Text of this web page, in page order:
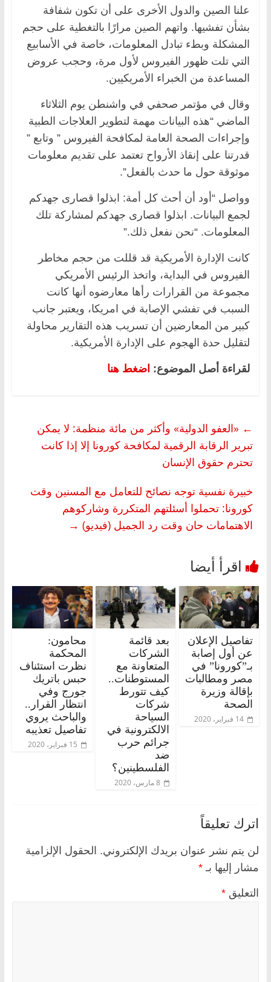
علنا الصين والدول الأخرى على أن تكون شفافة
بشأن تفشيها. واتهم الصين مرارًا بالتغطية على حجم
المشكلة وبطء تبادل المعلومات، خاصة في الأسابيع
التي تلت ظهور الفيروس لأول مرة، وحجب عروض
المساعدة من الخبراء الأمريكيين.
وقال في مؤتمر صحفي في واشنطن يوم الثلاثاء
الماضي “هذه البيانات مهمة لتطوير العلاجات الطبية
وإجراءات الصحة العامة لمكافحة الفيروس ” وتابع ”
قدرتنا على إنقاذ الأرواح تعتمد على تقديم معلومات
موثوقة حول ما حدث بالفعل”.
وواصل “أود أن أحث كل أمة: ابذلوا قصارى جهدكم
لجمع البيانات. ابذلوا قصارى جهدكم لمشاركة تلك
المعلومات. “نحن نفعل ذلك.”
كانت الإدارة الأمريكية قد قللت من حجم مخاطر
الفيروس في البداية، واتخذ الرئيس الأمريكي
مجموعة من القرارات رأها معارضوه أنها كانت
السبب في تفشي الإصابة في امريكا، ويعتبر جانب
كبير من المعارضين أن تسريب هذه التقارير محاولة
لتقليل حدة الهجوم على الإدارة الأمريكية.
لقراءة أصل الموضوع: اضغط هنا
← «العفو الدولية» وأكثر من مائة منظمة: لا يمكن
تبرير الرقابة الرقمية لمكافحة كورونا إلا إذا كانت
تحترم حقوق الإنسان
خبيرة نفسية توجه نصائح للتعامل مع المسنين وقت
كورونا: تحملوا أسئلتهم المتكررة وشاركوهم
الاهتمامات حان وقت رد الجميل (فيديو) →
تفاصيل الإعلان
عن أول إصابة
بـ”كورونا” في
مصر ومطالبات
بإقالة وزيرة
الصحة
14 فبراير، 2020
بعد قائمة
الشركات
المتعاونة مع
المستوطنات..
كيف تتورط
شركات
السياحة
الالكترونية في
جرائم حرب
ضد
الفلسطينين؟
8 مارس، 2020
محامون:
المحكمة
نظرت استئناف
حبس باتريك
جورج وفي
انتظار القرار..
والباحث يروي
تفاصيل تعذيبه
15 فبراير، 2020
اترك تعليقاً
لن يتم نشر عنوان بريدك الإلكتروني. الحقول الإلزامية
مشار إليها بـ *
التعليق *